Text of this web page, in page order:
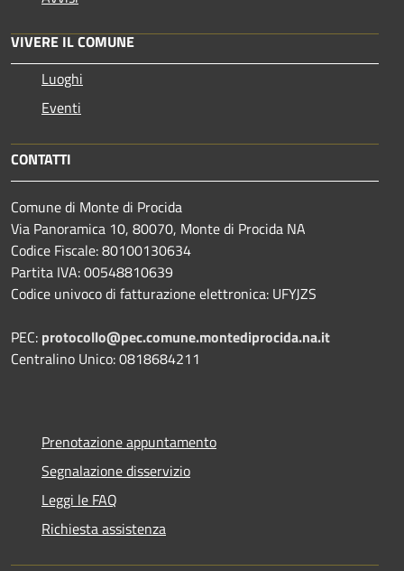
VIVERE IL COMUNE
Luoghi
Eventi
CONTATTI
Comune di Monte di Procida
Via Panoramica 10, 80070, Monte di Procida NA
Codice Fiscale: 80100130634
Partita IVA: 00548810639
Codice univoco di fatturazione elettronica: UFYJZS
PEC: protocollo@pec.comune.montediprocida.na.it
Centralino Unico:0818684211
Prenotazione appuntamento
Segnalazione disservizio
Leggi le FAQ
Richiesta assistenza